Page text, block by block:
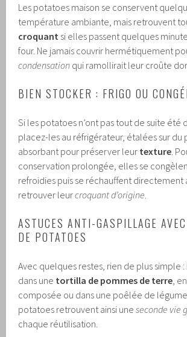
Les potatoes maison se conservent
température ambiante, mais retrouvent
croquant si elles passent quelques
four. Ne jamais couvrir hermétiquement
condensation qui ramollirait leur croûte
BIEN STOCKER : FRIGO OU
Si les potatoes n’ont pas tout de suite été
placez-les au réfrigérateur, étalées sur du
absorbant pour préserver leur texture.
conservation prolongée, elles se
refroidies puis se réchauffent directement
retrouver leurcroquant d’origine.
ASTUCES ANTI-GASPILLAGE
DE POTATOES
Avec quelques restes, rien de plus simple
dans une tortilla de pommes de terre,
composée ou dans une poêlée de
potatoes retrouvent ainsi uneseconde vie
chaque réutilisation.